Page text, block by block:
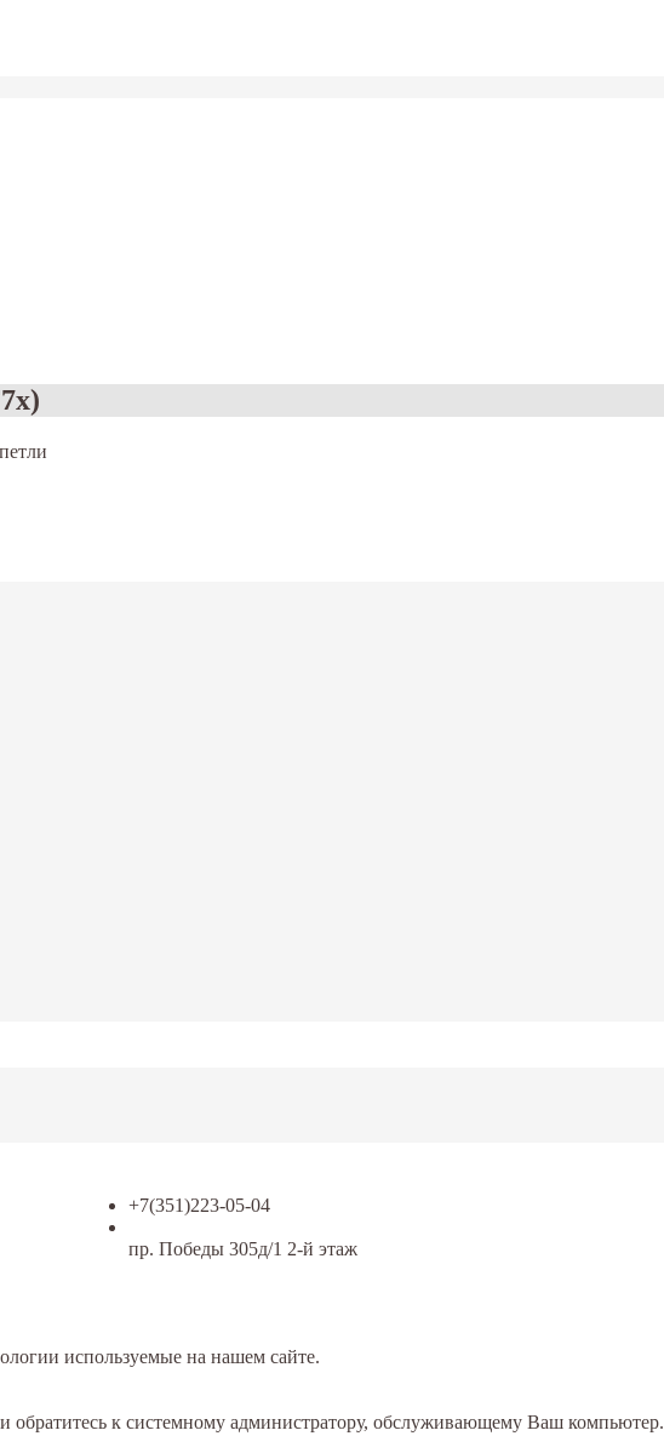
+7(351)223-05-04
пр. Победы 305д/1 2-й этаж
используемые на нашем сайте.
обратитесь к системному администратору, обслуживающему Ваш компьютер.